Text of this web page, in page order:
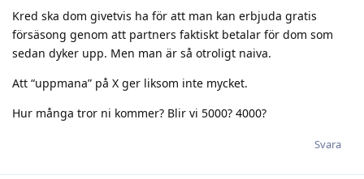
Kred ska dom givetvis ha för att man kan erbjuda gratis
försäsong genom att partners faktiskt betalar för dom som
sedan dyker upp. Men man är så otroligt naiva.
Att “uppmana” på X ger liksom inte mycket.
Hur många tror ni kommer? Blir vi 5000? 4000?
Svara